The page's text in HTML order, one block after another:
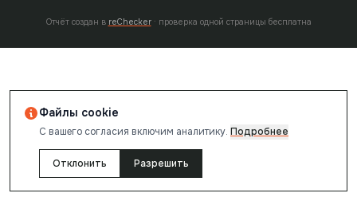
Отчёт создан в reChecker· проверка одной страницы бесплатна
Файлы cookie
С вашего согласия включим аналитику. Подробнее
Отклонить Разрешить